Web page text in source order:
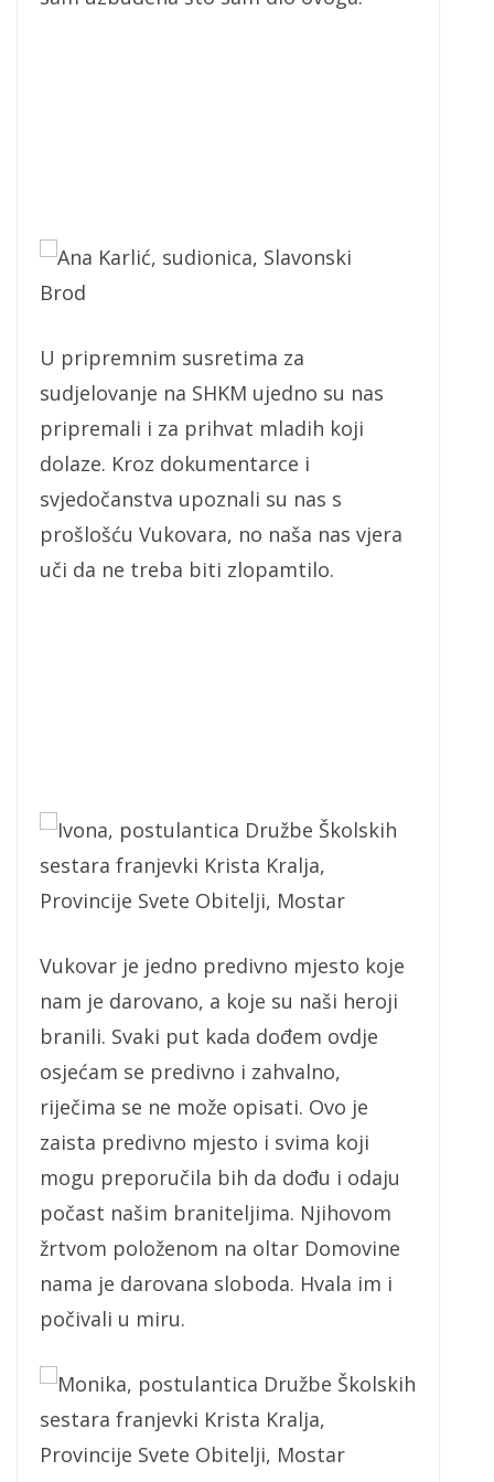
Ana Karlić, sudionica, Slavonski
Brod
U pripremnim susretima za
sudjelovanje na SHKM ujedno su nas
pripremali i za prihvat mladih koji
dolaze. Kroz dokumentarce i
svjedočanstva upoznali su nas s
prošlošću Vukovara, no naša nas vjera
uči da ne treba biti zlopamtilo.
Ivona, postulantica Družbe Školskih
sestara franjevki Krista Kralja,
Provincije Svete Obitelji, Mostar
Vukovar je jedno predivno mjesto koje
nam je darovano, a koje su naši heroji
branili. Svaki put kada dođem ovdje
osjećam se predivno i zahvalno,
riječima se ne može opisati. Ovo je
zaista predivno mjesto i svima koji
mogu preporučila bih da dođu i odaju
počast našim braniteljima. Njihovom
žrtvom položenom na oltar Domovine
nama je darovana sloboda. Hvala im i
počivali u miru.
Monika, postulantica Družbe Školskih
sestara franjevki Krista Kralja,
Provincije Svete Obitelji, Mostar